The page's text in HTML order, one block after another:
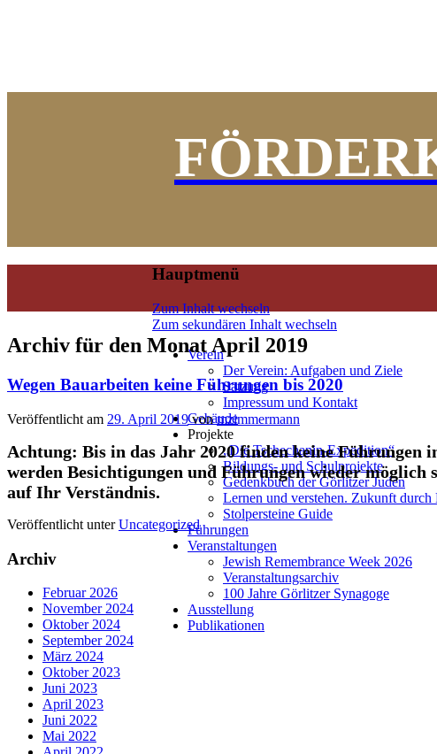
Hauptmenü
Zum Inhalt wechseln
Zum sekundären Inhalt wechseln
Verein
Der Verein: Aufgaben und Ziele
Satzung
Impressum und Kontakt
Gebäude
Projekte
„Die Tschechanin-Expedition“
Bildungs- und Schulprojekte
Gedenkbuch der Görlitzer Juden
Lernen und verstehen. Zukunft durch
Stolpersteine Guide
Führungen
Veranstaltungen
Jewish Remembrance Week 2026
Veranstaltungsarchiv
100 Jahre Görlitzer Synagoge
Ausstellung
Publikationen
Archiv für den MonatApril 2019
Wegen Bauarbeiten keine Führungen bis 2020
Veröffentlicht am 29. April 2019 vonmzimmermann
Achtung: Bis in das Jahr 2020 finden keine Führungen
werden Besichtigungen und Führungen wieder
auf Ihr Verständnis.
Veröffentlicht unter Uncategorized
Archiv
Februar 2026
November 2024
Oktober 2024
September 2024
März 2024
Oktober 2023
Juni 2023
April 2023
Juni 2022
Mai 2022